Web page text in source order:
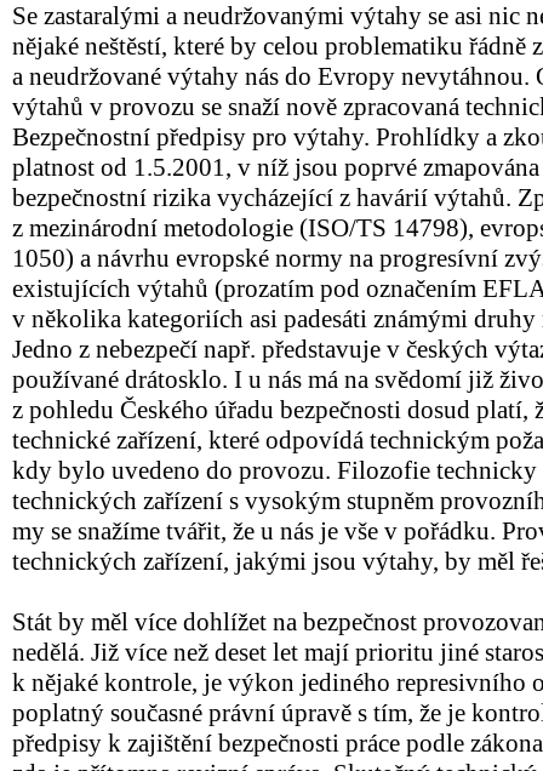
Se zastaralými a neudržovanými výtahy se asi nic
nějaké neštěstí, které by celou problematiku řádně
a neudržované výtahy nás do Evropy nevytáhnou.
výtahů v provozu se snaží nově zpracovaná
Bezpečnostní předpisy pro výtahy. Prohlídky a
platnost od 1.5.2001, v níž jsou poprvé
bezpečnostní rizika vycházející z havárií výtahů.
z mezinárodní metodologie (ISO/TS 14798),
1050) a návrhu evropské normy na progresívní
existujících výtahů (prozatím pod označením
v několika kategoriích asi padesáti známými
Jedno z nebezpečí např. představuje v českých
používané drátosklo. I u nás má na svědomí již
z pohledu Českého úřadu bezpečnosti dosud platí,
technické zařízení, které odpovídá technickým
kdy bylo uvedeno do provozu. Filozofie technicky
technických zařízení s vysokým stupněm
my se snažíme tvářit, že u nás je vše v pořádku.
technických zařízení, jakými jsou výtahy, by měl
Stát by měl více dohlížet na bezpečnost
nedělá. Již více než deset let mají prioritu jiné
k nějaké kontrole, je výkon jediného represivního
poplatný současné právní úpravě s tím, že je
předpisy k zajištění bezpečnosti práce podle